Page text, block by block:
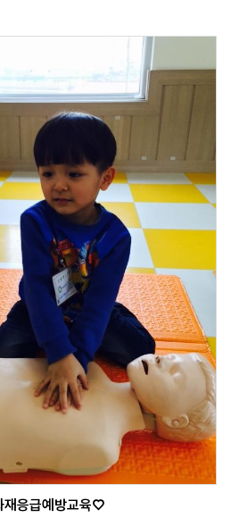
재응급예방교육♡